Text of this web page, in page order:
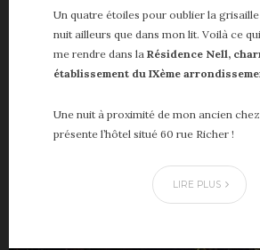
Un quatre étoiles pour oublier la
nuit ailleurs que dans mon lit. Voilà ce qui
me rendre dans la Résidence Nell,
établissement du IXème
Une nuit à proximité de mon ancien
présente l’hôtel situé 60 rue Richer !
LIRE PLUS